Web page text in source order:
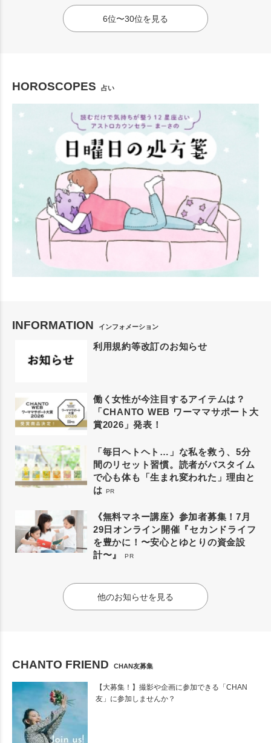
6位〜30位を見る
HOROSCOPES 占い
INFORMATION インフォメーション
利用規約等改訂のお知らせ
働く女性が今注目するアイテムは？
「CHANTO WEB ワーママサポート大
賞2026」発表！
「毎日ヘトヘト…」な私を救う、5分
間のリセット習慣。読者がバスタイム
で心も体も「生まれ変われた」理由と
は PR
《無料マネー講座》参加者募集！7月
29日オンライン開催『セカンドライフ
を豊かに！〜安心とゆとりの資金設
計〜』
PR
他のお知らせを見る
CHANTO FRIEND CHAN友募集
【大募集！】撮影や企画に参加できる「CHAN
友」に参加しませんか？